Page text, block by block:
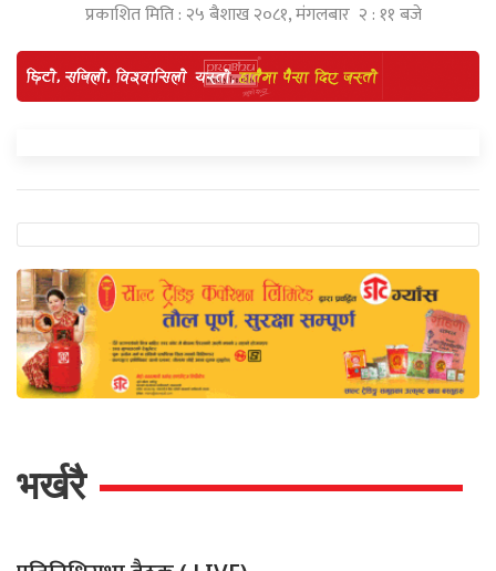
प्रकाशित मिति : २५ बैशाख २०८१, मंगलबार २ : ११ बजे
भर्खरै